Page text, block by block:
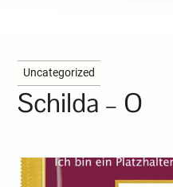
Uncategorized
Schilda – O